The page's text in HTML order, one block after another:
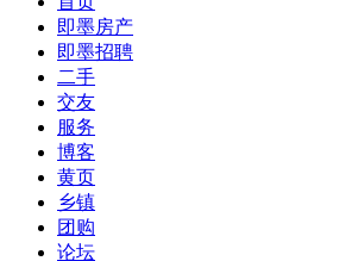
即墨房产
即墨招聘
二手
交友
服务
博客
黄页
乡镇
团购
论坛